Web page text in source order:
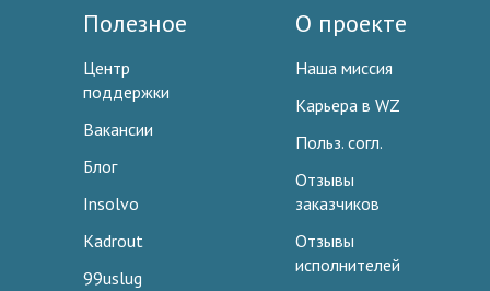
Полезное
Центр
поддержки
Вакансии
Блог
Insolvo
Kadrout
99uslug
О проекте
Наша миссия
Карьера в WZ
Польз. согл.
Отзывы
заказчиков
Отзывы
исполнителей